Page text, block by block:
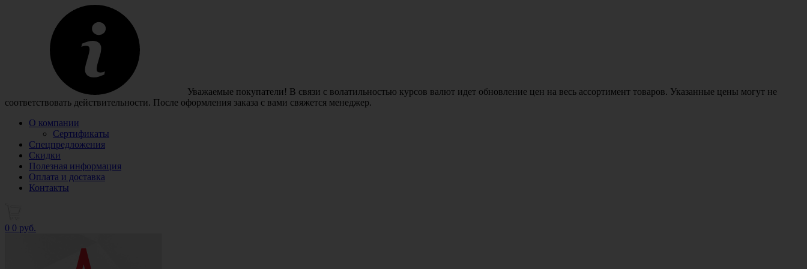
Уважаемые покупатели! В связи с волатильностью курсов валют идет обновление цен на весь ассортимент товаров. Указанные цены могут не
соответствовать действительности. После оформления заказа с вами свяжется менеджер.
О компании
Сертификаты
Спецпредложения
Скидки
Полезная информация
Оплата и доставка
Контакты
0 0 руб.